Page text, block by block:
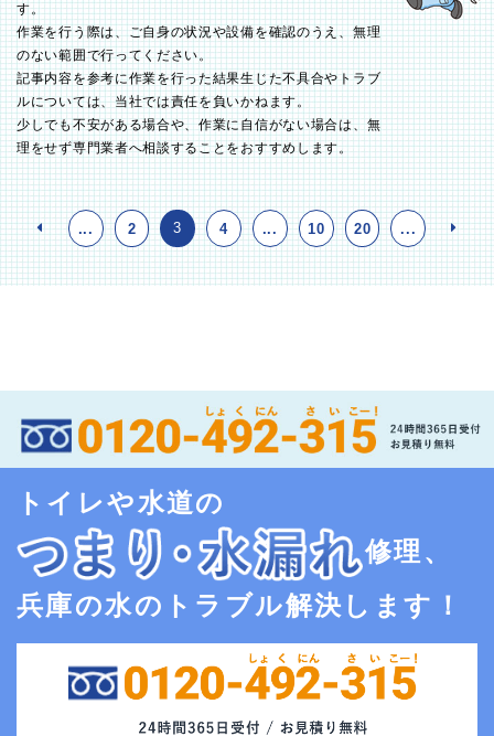
す。
作業を行う際は、ご自身の状況や設備を確認のうえ、無理
のない範囲で行ってください。
記事内容を参考に作業を行った結果生じた不具合やトラブ
ルについては、当社では責任を負いかねます。
少しでも不安がある場合や、作業に自信がない場合は、無
理をせず専門業者へ相談することをおすすめします。
... 2 3 4 ... 10 20 ...
トイレや水道の
修理、
兵庫の水のトラブル解決します！